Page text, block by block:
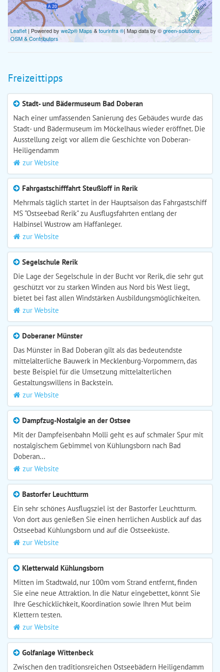
Leaflet | Powered by we2p® Maps &tourinfra ®| Map data by ©green-solutions,
OSM & Contributors
Freizeittipps
Stadt- und Bädermuseum Bad Doberan
Nach einer umfassenden Sanierung des Gebäudes wurde das
Stadt- und Bädermuseum im Möckelhaus wieder eröffnet. Die
Ausstellung zeigt vor allem die Geschichte von Doberan-
Heiligendamm
zur Website
Fahrgastschifffahrt Steußloff in Rerik
Mehrmals täglich startet in der Hauptsaison das Fahrgastschiff
MS "Ostseebad Rerik" zu Ausflugsfahrten entlang der
Halbinsel Wustrow am Haffanleger.
zur Website
Segelschule Rerik
Die Lage der Segelschule in der Bucht vor Rerik, die sehr gut
geschützt vor zu starken Winden aus Nord bis West liegt,
bietet bei fast allen Windstärken Ausbildungsmöglichkeiten.
zur Website
Doberaner Münster
Das Münster in Bad Doberan gilt als das bedeutendste
mittelalterliche Bauwerk in Mecklenburg-Vorpommern, das
beste Beispiel für die Umsetzung mittelalterlichen
Gestaltungswillens in Backstein.
zur Website
Dampfzug-Nostalgie an der Ostsee
Mit der Dampfeisenbahn Molli geht es auf schmaler Spur mit
nostalgischem Gebimmel von Kühlungsborn nach Bad
Doberan...
zur Website
Bastorfer Leuchtturm
Ein sehr schönes Ausflugsziel ist der Bastorfer Leuchtturm.
Von dort aus genießen Sie einen herrlichen Ausblick auf das
Ostseebad Kühlungsborn und auf die Ostseeküste.
zur Website
Kletterwald Kühlungsborn
Mitten im Stadtwald, nur 100m vom Strand entfernt, finden
Sie eine neue Attraktion. In die Natur eingebettet, könnt Sie
Ihre Geschicklichkeit, Koordination sowie Ihren Mut beim
Klettern testen.
zur Website
Golfanlage Wittenbeck
Zwischen den traditionsreichen Ostseebädern Heiligendamm